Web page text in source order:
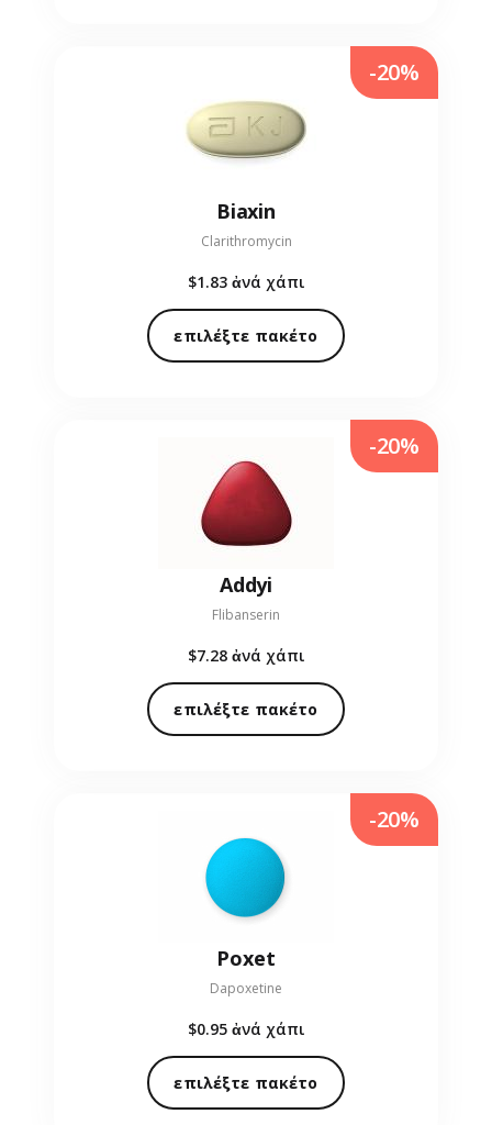
Biaxin
Clarithromycin
$1.83 ἀνά χάπι
επιλέξτε πακέτο
-20%
Addyi
Flibanserin
$7.28 ἀνά χάπι
επιλέξτε πακέτο
-20%
Poxet
Dapoxetine
$0.95 ἀνά χάπι
επιλέξτε πακέτο
-20%